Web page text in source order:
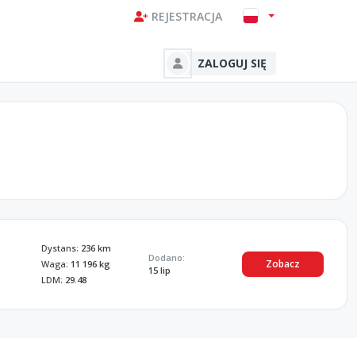
REJESTRACJA
ZALOGUJ SIĘ
Dystans: 236 km
Waga: 11 196 kg
LDM: 29.48
Dodano:
15 lip
Zobacz